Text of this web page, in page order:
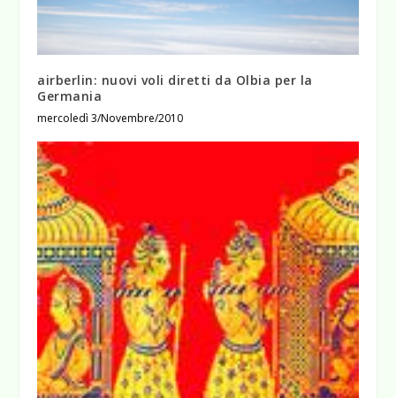
airberlin: nuovi voli diretti da Olbia per la
Germania
mercoledì 3/Novembre/2010